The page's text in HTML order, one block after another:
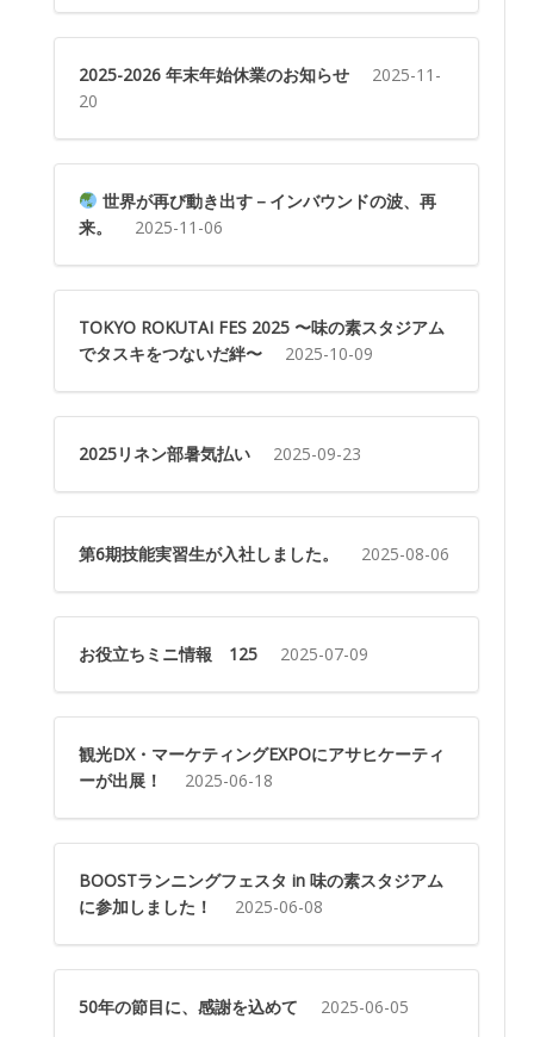
2025-2026 年末年始休業のお知らせ
2025-11-
20
世界が再び動き出す－インバウンドの波、再
来。
2025-11-06
TOKYO ROKUTAI FES 2025 〜味の素スタジアム
でタスキをつないだ絆〜
2025-10-09
2025リネン部暑気払い 2025-09-23
第6期技能実習生が入社しました。 2025-08-06
お役立ちミニ情報 125 2025-07-09
観光DX・マーケティングEXPOにアサヒケーティ
ーが出展！
2025-06-18
BOOSTランニングフェスタ in 味の素スタジアム
に参加しました！
2025-06-08
50年の節目に、感謝を込めて 2025-06-05